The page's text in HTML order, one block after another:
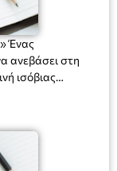
ανεβάσει στη
ισόβιας
έργο για
συγκινητικό,
αυτό